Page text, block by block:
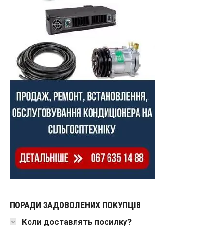
ПОРАДИ ЗАДОВОЛЕНИХ ПОКУПЦІВ
Коли доставлять посилку?